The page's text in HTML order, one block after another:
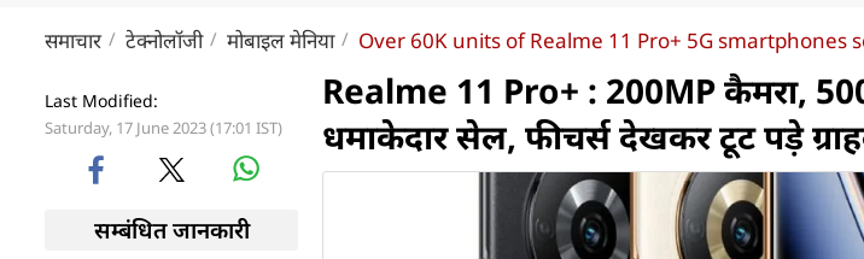
समाचार टेक्नोलॉजी मोबाइल मेनिया Over 60K units of Realme 11 Pro+ 5G smartphones
Last Modified:
Saturday, 17 June 2023 (17:01 IST)
सम्बंधित जानकारी
Realme 11 Pro+ : 200MP कैमरा,
धमाकेदार सेल, फीचर्स देखकर टूट पड़े